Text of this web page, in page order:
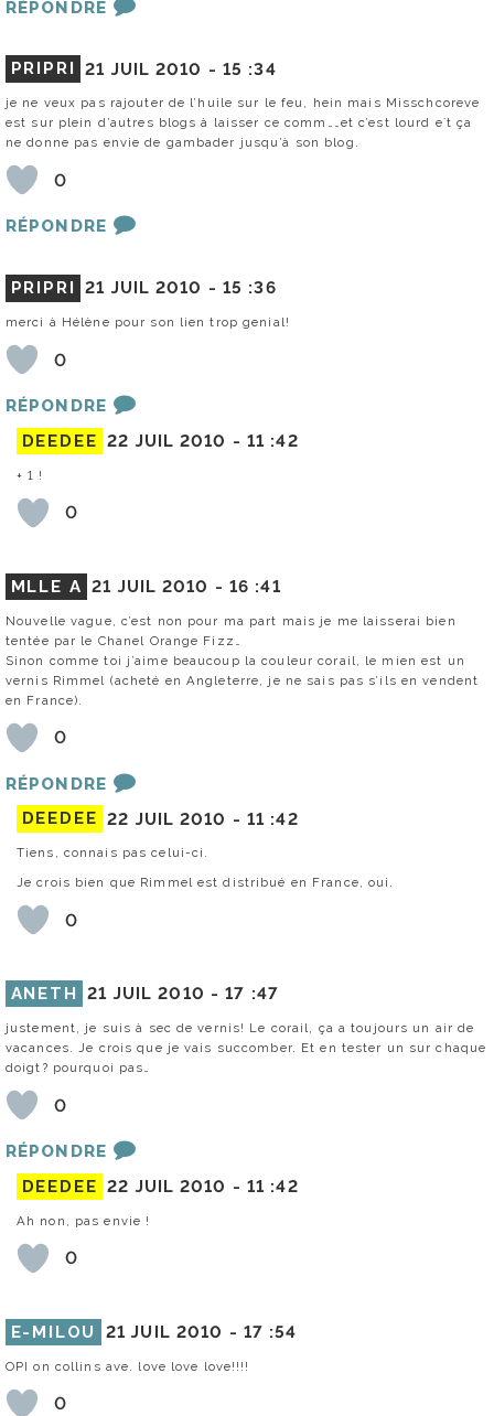
RÉPONDRE
PRIPRI 21 JUIL 2010 - 15 :34
je ne veux pas rajouter de l’huile sur le feu, hein mais Misschcoreve
est sur plein d’autres blogs à laisser ce comm……et c’est lourd e´t ça
ne donne pas envie de gambader jusqu’à son blog.
0
RÉPONDRE
PRIPRI 21 JUIL 2010 - 15 :36
merci à Hélène pour son lien trop genial!
0
RÉPONDRE
DEEDEE 22 JUIL 2010 - 11 :42
+ 1 !
0
MLLE A 21 JUIL 2010 - 16 :41
Nouvelle vague, c’est non pour ma part mais je me laisserai bien
tentée par le Chanel Orange Fizz…
Sinon comme toi j’aime beaucoup la couleur corail, le mien est un
vernis Rimmel (acheté en Angleterre, je ne sais pas s’ils en vendent
en France).
0
RÉPONDRE
DEEDEE 22 JUIL 2010 - 11 :42
Tiens, connais pas celui-ci.
Je crois bien que Rimmel est distribué en France, oui.
0
ANETH 21 JUIL 2010 -17 :47
justement, je suis à sec de vernis! Le corail, ça a toujours un air de
vacances. Je crois que je vais succomber. Et en tester un sur chaque
doigt? pourquoi pas…
0
RÉPONDRE
DEEDEE 22 JUIL 2010 - 11 :42
Ah non, pas envie !
0
E-MILOU 21 JUIL 2010 - 17 :54
OPI on collins ave. love love love!!!!
0